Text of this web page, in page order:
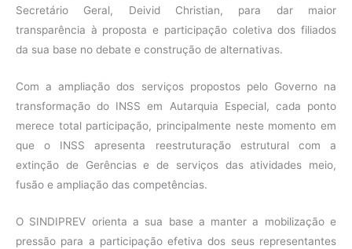
Secretário Geral, Deivid Christian, para dar maior
transparência à proposta e participação coletiva dos filiados
da sua base no debate e construção de alternativas.
Com a ampliação dos serviços propostos pelo Governo na
transformação do INSS em Autarquia Especial, cada ponto
merece total participação, principalmente neste momento em
que o INSS apresenta reestruturação estrutural com a
extinção de Gerências e de serviços das atividades meio,
fusão e ampliação das competências.
O SINDIPREV orienta a sua base a manter a mobilização e
pressão para a participação efetiva dos seus representantes